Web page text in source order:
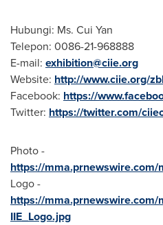
Hubungi: Ms. Cui Yan
Telepon: 0086-21-968888
E-mail: exhibition@ciie.org
Website: http://www.ciie.org/
Facebook: https://
Twitter: https://twitter.com/
Photo -
https://
Logo -
https://
IIE_Logo.jpg